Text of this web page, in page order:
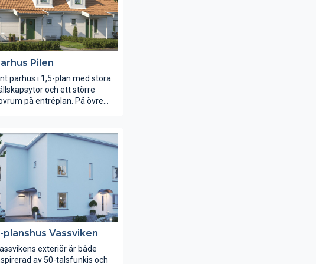
modell med ett skafferi
nog att gå in i. Trappan
upp till det ljusa allrummet
sin vackra balkong. Här finns
sovrum, varav ett med en stor
in-closet.
Pilen
parhus i 1,5-plan med stora
och ett större
på entréplan. På övre
planshus Vassviken
exteriör är både
av 50-talsfunkis och